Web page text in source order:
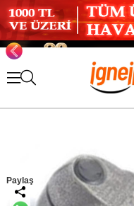
Paylaş